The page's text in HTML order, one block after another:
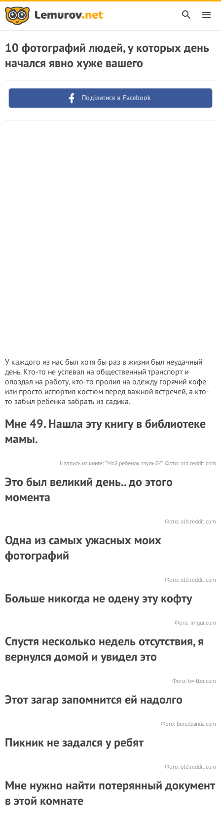
10 фотографий людей, у которых день
начался явно хуже вашего
Поділитися в Facebook
У каждого из нас был хотя бы раз в жизни был неудачный
день. Кто-то не успевал на общественный транспорт и
опоздал на работу, кто-то пролил на одежду горячий кофе
или просто испортил костюм перед важной встречей, а кто-
то забыл ребенка забрать из садика.
Мне 49. Нашла эту книгу в библиотеке
мамы.
Надпись на книге: “Мой ребенок глупый?”. Фото: old.reddit.com
Это был великий день.. до этого
момента
Фото: old.reddit.com
Одна из самых ужасных моих
фотографий
Фото: old.reddit.com
Больше никогда не одену эту кофту
Фото: imgur.com
Спустя несколько недель отсутствия, я
вернулся домой и увидел это
Фото: twitter.com
Этот загар запомнится ей надолго
Фото: boredpanda.com
Пикник не задался у ребят
Фото: old.reddit.com
Мне нужно найти потерянный документ
в этой комнате